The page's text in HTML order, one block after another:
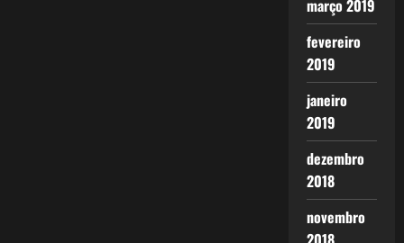
março 2019
fevereiro
2019
janeiro
2019
dezembro
2018
novembro